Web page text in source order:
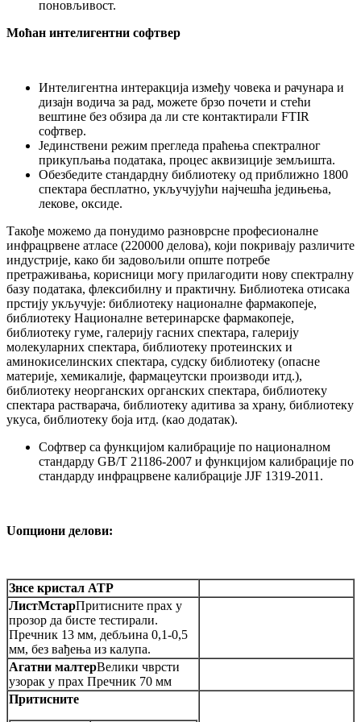
поновљивост.
Моћан интелигентни софтвер
Интелигентна интеракција између човека и рачунара и
дизајн водича за рад, можете брзо почети и стећи
вештине без обзира да ли сте контактирали FTIR
софтвер.
Јединствени режим прегледа праћења спектралног
прикупљања података, процес аквизиције земљишта.
Обезбедите стандардну библиотеку од приближно 1800
спектара бесплатно, укључујући најчешћа једињења,
лекове, оксиде.
Такође можемо да понудимо разноврсне професионалне
инфрацрвене атласе (220000 делова), који покривају различите
индустрије, како би задовољили опште потребе
претраживања, корисници могу прилагодити нову спектралну
базу података, флексибилну и практичну. Библиотека отисака
прстију укључује: библиотеку националне фармакопеје,
библиотеку Националне ветеринарске фармакопеје,
библиотеку гуме, галерију гасних спектара, галерију
молекуларних спектара, библиотеку протеинских и
аминокиселинских спектара, судску библиотеку (опасне
материје, хемикалије, фармацеутски производи итд.),
библиотеку неорганских органских спектара, библиотеку
спектара растварача, библиотеку адитива за храну, библиотеку
укуса, библиотеку боја итд. (као додатак).
Софтвер са функцијом калибрације по националном
стандарду GB/T 21186-2007 и функцијом калибрације по
стандарду инфрацрвене калибрације JJF 1319-2011.
Uопциони делови:
Знсе кристал АТР
ЛистMстарПритисните прах у
прозор да бисте тестирали.
Пречник 13 мм, дебљина 0,1-0,5
мм, без вађења из калупа.
Агатни малтерВелики чврсти
узорак у прах Пречник 70 мм
Притисните